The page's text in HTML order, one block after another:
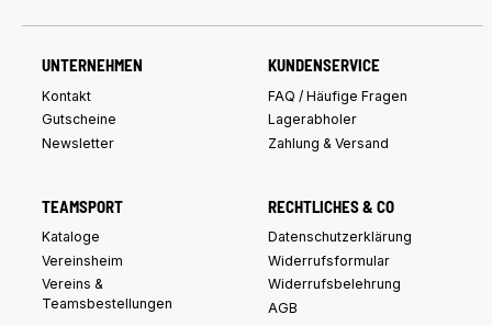
UNTERNEHMEN
Kontakt
Gutscheine
Newsletter
KUNDENSERVICE
FAQ / Häufige Fragen
Lagerabholer
Zahlung & Versand
TEAMSPORT
Kataloge
Vereinsheim
Vereins &
Teamsbestellungen
RECHTLICHES & CO
Datenschutzerklärung
Widerrufsformular
Widerrufsbelehrung
AGB